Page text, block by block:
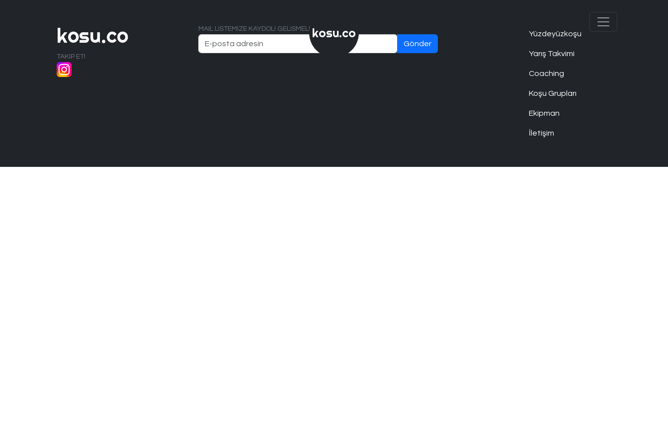
kosu.co
kosu.co
TAKIP ET!
MAIL LISTEMIZE KAYDOL! GELISMELERI KACIRMA!
Yüzdeyüzkoşu
Yarış Takvimi
Coaching
Koşu Grupları
Ekipman
İletişim